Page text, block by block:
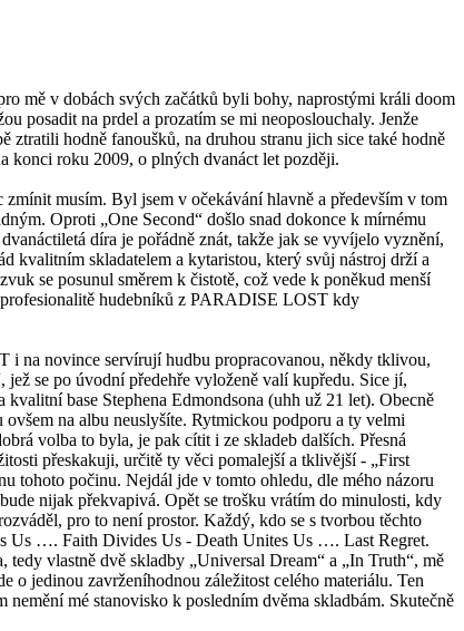
mě v dobách svých začátků byli bohy, naprostými králi doom
posadit na prdel a prozatím se mi neoposlouchaly. Jenže
ztratili hodně fanoušků, na druhou stranu jich sice také hodně
konci roku 2009, o plných dvanáct let později.
musím. Byl jsem v očekávání hlavně a především v tom
Oproti „One Second“ došlo snad dokonce k mírnému
díra je pořádně znát, takže jak se vyvíjelo vyznění,
kvalitním skladatelem a kytaristou, který svůj nástroj drží a
se posunul směrem k čistotě, což vede k poněkud menší
profesionalitě hudebníků z PARADISE LOST kdy
i na novince servírují hudbu propracovanou, někdy tklivou,
se po úvodní předehře vyloženě valí kupředu. Sice jí,
base Stephena Edmondsona (uhh už 21 let). Obecně
na albu neuslyšíte. Rytmickou podporu a ty velmi
volba to byla, je pak cítit i ze skladeb dalších. Přesná
přeskakuji, určitě ty věci pomalejší a tklivější - „First
tohoto počinu. Nejdál jde v tomto ohledu, dle mého názoru
nijak překvapivá. Opět se trošku vrátím do minulosti, kdy
pro to není prostor. Každý, kdo se s tvorbou těchto
Us …. Faith Divides Us - Death Unites Us …. Last Regret.
vlastně dvě skladby „Universal Dream“ a „In Truth“, mě
o jedinou zavrženíhodnou záležitost celého materiálu. Ten
mé stanovisko k posledním dvěma skladbám. Skutečně